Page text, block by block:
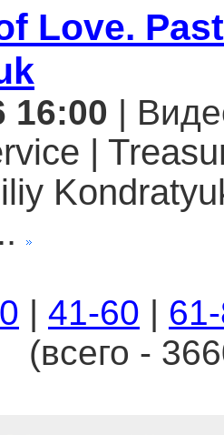
Love.
16:00 |
|
| 41-60 |
(всего -